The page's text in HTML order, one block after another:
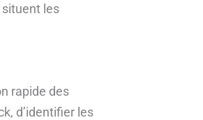
les
rapide des
d’identifier les